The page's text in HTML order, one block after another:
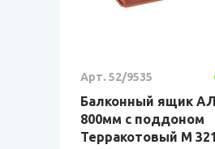
Арт. 52/9535
Балконный ящик
800мм с поддоном
Терракотовый М